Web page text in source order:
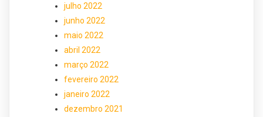
julho 2022
junho 2022
maio 2022
abril 2022
março 2022
fevereiro 2022
janeiro 2022
dezembro 2021